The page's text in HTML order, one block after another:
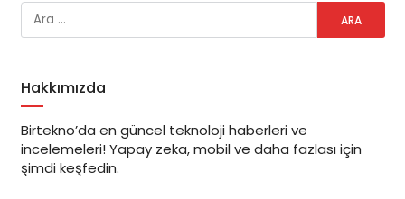
Hakkımızda
Birtekno’da en güncel teknoloji haberleri ve
incelemeleri! Yapay zeka, mobil ve daha fazlası için
şimdi keşfedin.